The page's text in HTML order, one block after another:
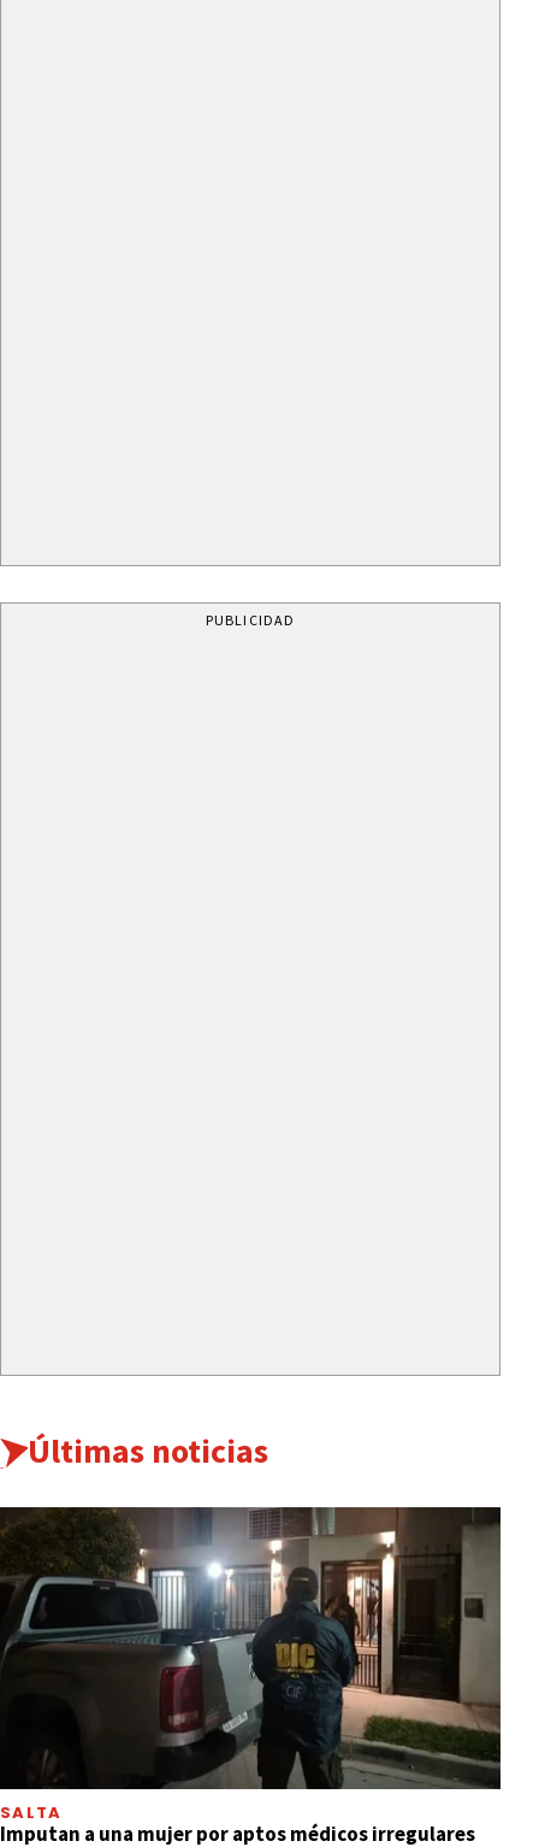
PUBLICIDAD
Últimas noticias
SALTA
Imputan a una mujer por aptos médicos irregulares